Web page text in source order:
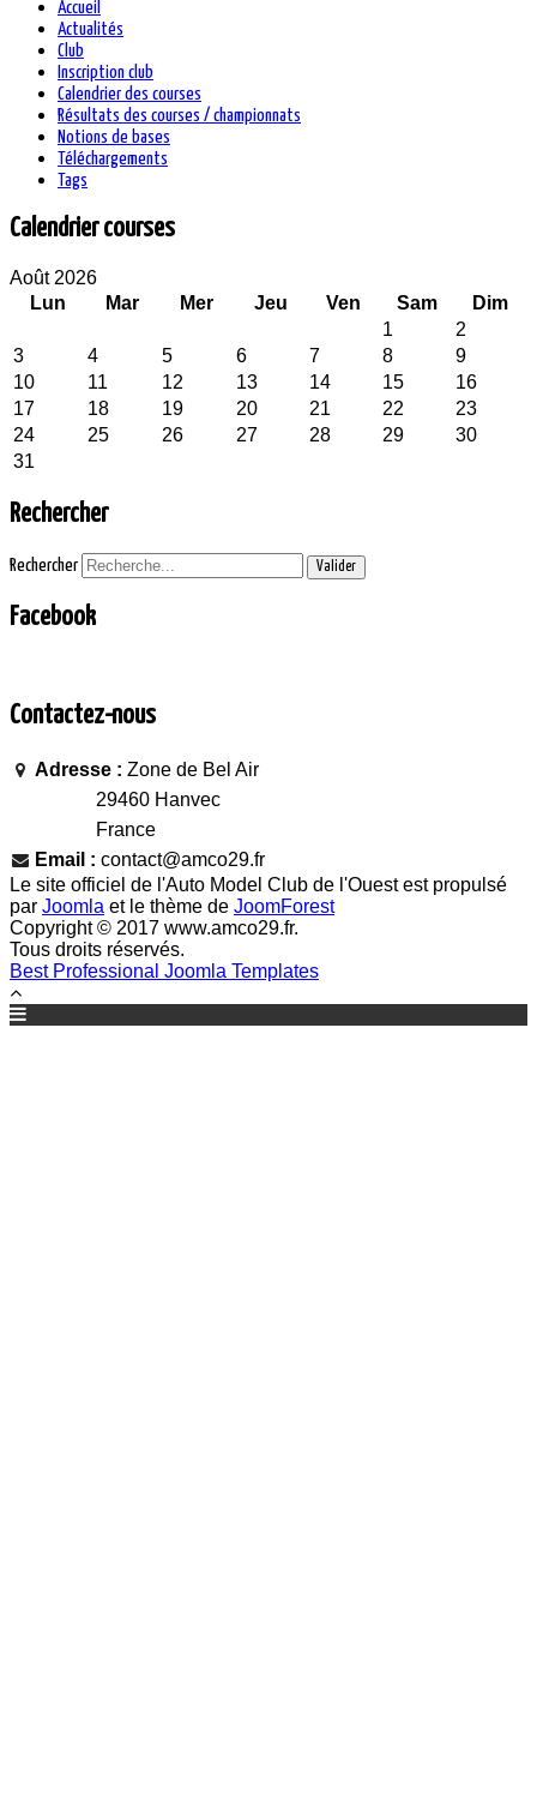
Accueil
Actualités
Club
Inscription club
Calendrier des courses
Résultats des courses / championnats
Notions de bases
Téléchargements
Tags
Calendrier courses
Août 2026
Lun
Mar Mer Jeu Ven Sam
Dim
1
2
3
4 5 6 7 8
9
10
11 12 13 14 15
16
17
18 19 20 21 22
23
24
25 26 27 28 29
30
31
Rechercher
Rechercher Valider
Facebook
Contactez-nous
Adresse : Zone de Bel Air
29460 Hanvec
France
Email : contact@amco29.fr
Le site officiel de l'Auto Model Club de l'Ouest est propulsé
par Joomla et le thème de JoomForest
Copyright © 2017 www.amco29.fr.
Tous droits réservés.
Best Professional Joomla Templates